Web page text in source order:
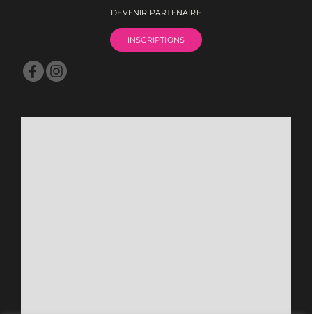
DEVENIR PARTENAIRE
INSCRIPTIONS